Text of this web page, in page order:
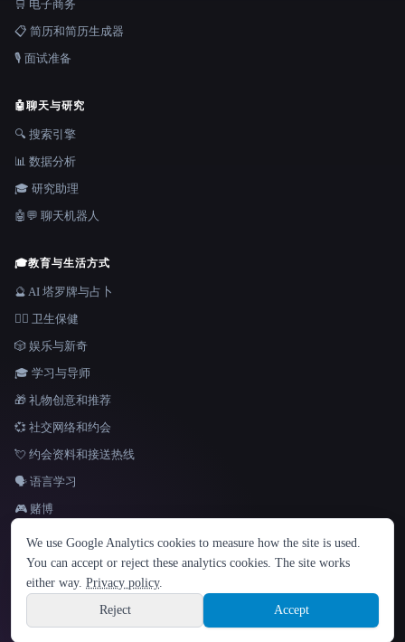
语言
English español Français Русский 简体中文
Hindi
Sign up
🛒 电子商务
📋 简历和简历生成器
🎙️ 面试准备
🤖聊天与研究
🔍 搜索引擎
📊 数据分析
🎓 研究助理
🤖💬 聊天机器人
🎓教育与生活方式
🔮 AI 塔罗牌与占卜
👩‍⚕️ 卫生保健
🎲 娱乐与新奇
🎓 学习与导师
🎁 礼物创意和推荐
💞 社交网络和约会
💘 约会资料和接送热线
🗣️ 语言学习
🎮 赌博
Site information
© 2026 That AI Collection. 保留所有权利。
Built with Metatron ★
build de3d624c
We use Google Analytics cookies to measure how the site is used.
You can accept or reject these analytics cookies. The site works
either way. Privacy policy.
Reject
Accept